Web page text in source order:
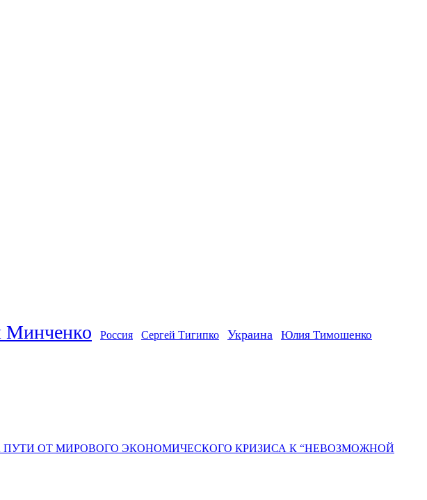
Минченко Россия Сергей Тигипко Украина Юлия Тимошенко
ОТ МИРОВОГО ЭКОНОМИЧЕСКОГО КРИЗИСА К “НЕВОЗМОЖНОЙ